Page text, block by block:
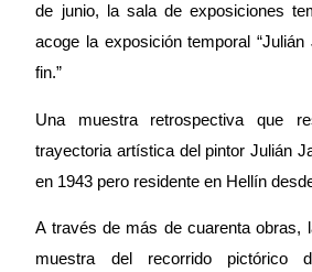
de junio, la sala de exposiciones
acoge la exposición temporal
fin.”
Una muestra retrospectiva que
trayectoria artística del pintor Julián
en 1943 pero residente en Hellín
A través de más de cuarenta obras,
muestra del recorrido pictórico